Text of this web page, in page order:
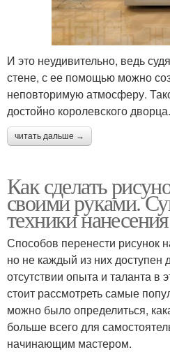
И это неудивительно, ведь
стене, с ее помощью можно
неповторимую атмосферу.
достойно королевского дворца.
читать дальше →
Как сделать
своими руками.
техники
Способов перенести рисунок
но не каждый из них доступен
отсутствии опыта и таланта в
стоит рассмотреть самые
можно было определиться,
больше всего для
начинающим мастером.